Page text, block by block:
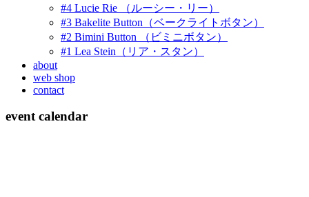
#4 Lucie Rie （ルーシー・リー）
#3 Bakelite Button（ベークライトボタン）
#2 Bimini Button （ビミニボタン）
#1 Lea Stein（リア・スタン）
about
web shop
contact
event calendar